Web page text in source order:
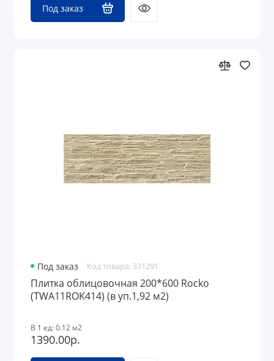
Под заказ
Под заказ Код товара: 331291
Плитка облицовочная 200*600 Rocko
(TWA11ROK414) (в уп.1,92 м2)
В 1 ед: 0.12 м2
1390.00р.